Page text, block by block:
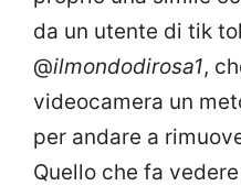
da un utente di tik
@ilmondodirosa1,
videocamera un
per andare a
Quello che fa